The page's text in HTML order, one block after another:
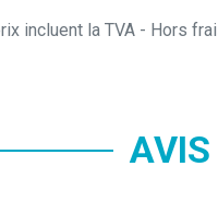
incluent la TVA - Hors